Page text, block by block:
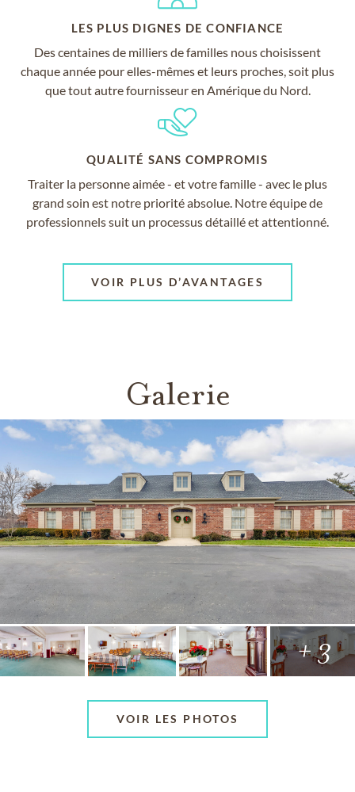
LES PLUS DIGNES DE CONFIANCE
Des centaines de milliers de familles nous choisissent
chaque année pour elles-mêmes et leurs proches, soit plus
que tout autre fournisseur en Amérique du Nord.
QUALITÉ SANS COMPROMIS
Traiter la personne aimée - et votre famille - avec le plus
grand soin est notre priorité absolue. Notre équipe de
professionnels suit un processus détaillé et attentionné.
VOIR PLUS D’AVANTAGES
Galerie
+ 3
VOIR LES PHOTOS